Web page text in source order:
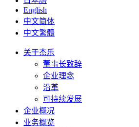
English
中文简体
中文繁體
关于杰乐
董事长致辞
企业理念
沿革
可持续发展
企业概况
业务概览